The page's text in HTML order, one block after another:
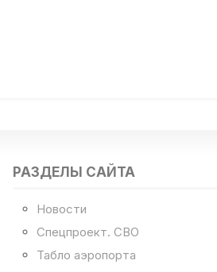
РАЗДЕЛЫ САЙТА
Новости
Спецпроект. СВО
Табло аэропорта